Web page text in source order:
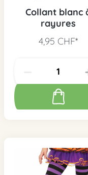
Collant blanc
rayures
4,95 CHF*